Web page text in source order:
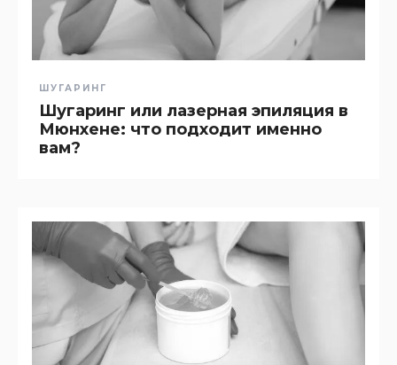
ШУГАРИНГ
Шугаринг или лазерная эпиляция в
Мюнхене: что подходит именно
вам?